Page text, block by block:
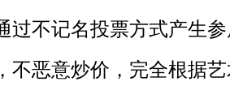
过不记名投票方式产生
不恶意炒价，完全根据